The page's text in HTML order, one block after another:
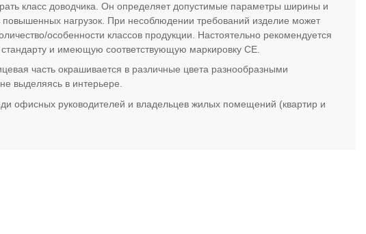
класс доводчика. Он определяет допустимые параметры ширины и
нагрузок. При несоблюдении требований изделие может
особенности классов продукции. Настоятельно рекомендуется
и имеющую соответствующую маркировку СЕ.
часть окрашивается в различные цвета разнообразными
выделяясь в интерьере.
офисных руководителей и владельцев жилых помещений (квартир и